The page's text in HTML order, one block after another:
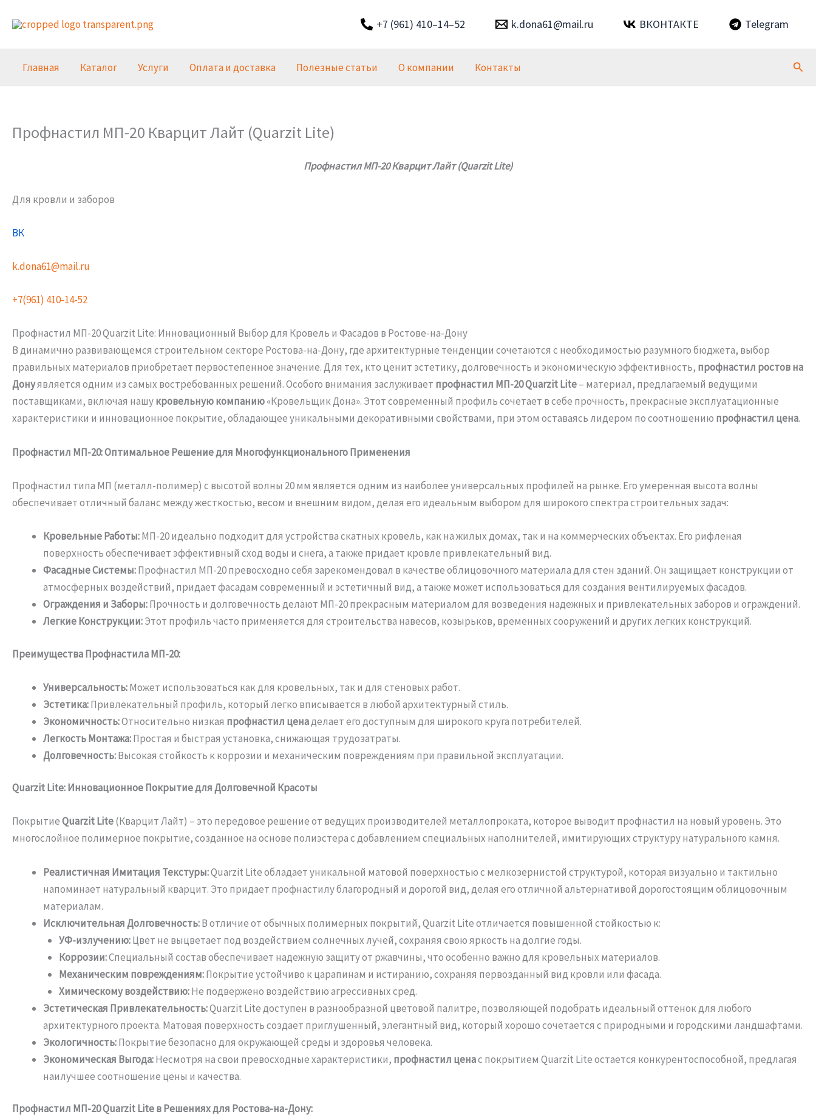
+7 (961) 410–14–52 k.dona61@mail.ru ВКОНТАКТЕ Telegram
Главная Каталог Услуги Оплата и доставка Полезные статьи О компании Контакты
Профнастил МП-20 Кварцит Лайт (Quarzit Lite)
Профнастил МП-20 Кварцит Лайт (Quarzit Lite)
Для кровли и заборов
ВК
k.dona61@mail.ru
+7(961) 410-14-52
Профнастил МП-20 Quarzit Lite: Инновационный Выбор для Кровель и Фасадов в Ростове-на-Дону
В динамично развивающемся строительном секторе Ростова-на-Дону, где архитектурные тенденции сочетаются с необходимостью разумного бюджета, выбор
правильных материалов приобретает первостепенное значение. Для тех, кто ценит эстетику, долговечность и экономическую эффективность, профнастил ростов на
Донуявляется одним из самых востребованных решений. Особого внимания заслуживает профнастил МП-20 Quarzit Lite– материал, предлагаемый ведущими
поставщиками, включая нашукровельную компанию«Кровельщик Дона». Этот современный профиль сочетает в себе прочность, прекрасные эксплуатационные
характеристики и инновационное покрытие, обладающее уникальными декоративными свойствами, при этом оставаясь лидером по соотношению профнастил цена.
Профнастил МП-20: Оптимальное Решение для Многофункционального Применения
Профнастил типа МП (металл-полимер) с высотой волны 20 мм является одним из наиболее универсальных профилей на рынке. Его умеренная высота волны
обеспечивает отличный баланс между жесткостью, весом и внешним видом, делая его идеальным выбором для широкого спектра строительных задач:
Кровельные Работы:МП-20 идеально подходит для устройства скатных кровель, как на жилых домах, так и на коммерческих объектах. Его рифленая
поверхность обеспечивает эффективный сход воды и снега, а также придает кровле привлекательный вид.
Фасадные Системы:Профнастил МП-20 превосходно себя зарекомендовал в качестве облицовочного материала для стен зданий. Он защищает конструкции от
атмосферных воздействий, придает фасадам современный и эстетичный вид, а также может использоваться для создания вентилируемых фасадов.
Ограждения и Заборы:Прочность и долговечность делают МП-20 прекрасным материалом для возведения надежных и привлекательных заборов и ограждений.
Легкие Конструкции:Этот профиль часто применяется для строительства навесов, козырьков, временных сооружений и других легких конструкций.
Преимущества Профнастила МП-20:
Универсальность:Может использоваться как для кровельных, так и для стеновых работ.
Эстетика:Привлекательный профиль, который легко вписывается в любой архитектурный стиль.
Экономичность:Относительно низкая профнастил ценаделает его доступным для широкого круга потребителей.
Легкость Монтажа:Простая и быстрая установка, снижающая трудозатраты.
Долговечность:Высокая стойкость к коррозии и механическим повреждениям при правильной эксплуатации.
Quarzit Lite: Инновационное Покрытие для Долговечной Красоты
ПокрытиеQuarzit Lite(Кварцит Лайт) – это передовое решение от ведущих производителей металлопроката, которое выводит профнастил на новый уровень. Это
многослойное полимерное покрытие, созданное на основе полиэстера с добавлением специальных наполнителей, имитирующих структуру натурального камня.
Реалистичная Имитация Текстуры:Quarzit Lite обладает уникальной матовой поверхностью с мелкозернистой структурой, которая визуально и тактильно
напоминает натуральный кварцит. Это придает профнастилу благородный и дорогой вид, делая его отличной альтернативой дорогостоящим облицовочным
материалам.
Исключительная Долговечность:В отличие от обычных полимерных покрытий, Quarzit Lite отличается повышенной стойкостью к:
УФ-излучению:Цвет не выцветает под воздействием солнечных лучей, сохраняя свою яркость на долгие годы.
Коррозии:Специальный состав обеспечивает надежную защиту от ржавчины, что особенно важно для кровельных материалов.
Механическим повреждениям:Покрытие устойчиво к царапинам и истиранию, сохраняя первозданный вид кровли или фасада.
Химическому воздействию:Не подвержено воздействию агрессивных сред.
Эстетическая Привлекательность:Quarzit Lite доступен в разнообразной цветовой палитре, позволяющей подобрать идеальный оттенок для любого
архитектурного проекта. Матовая поверхность создает приглушенный, элегантный вид, который хорошо сочетается с природными и городскими ландшафтами.
Экологичность:Покрытие безопасно для окружающей среды и здоровья человека.
Экономическая Выгода:Несмотря на свои превосходные характеристики, профнастил ценас покрытием Quarzit Lite остается конкурентоспособной, предлагая
наилучшее соотношение цены и качества.
Профнастил МП-20 Quarzit Lite в Решениях для Ростова-на-Дону: